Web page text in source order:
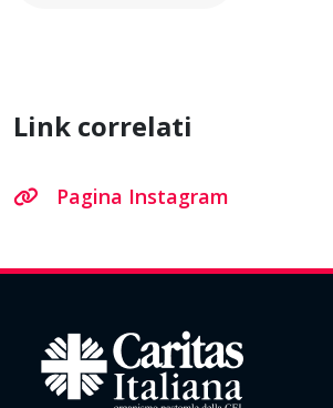
Link correlati
Pagina Instagram